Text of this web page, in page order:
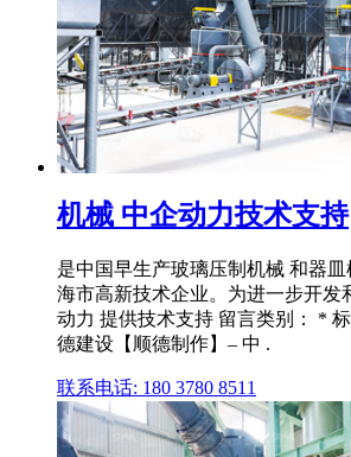
机械 中企动力技术支持
是中国早生产玻璃压制机械 和器
海市高新技术企业。为进一步开发
动力 提供技术支持 留言类别： *
德建设【顺德制作】– 中 .
联系电话: 180 3780 8511